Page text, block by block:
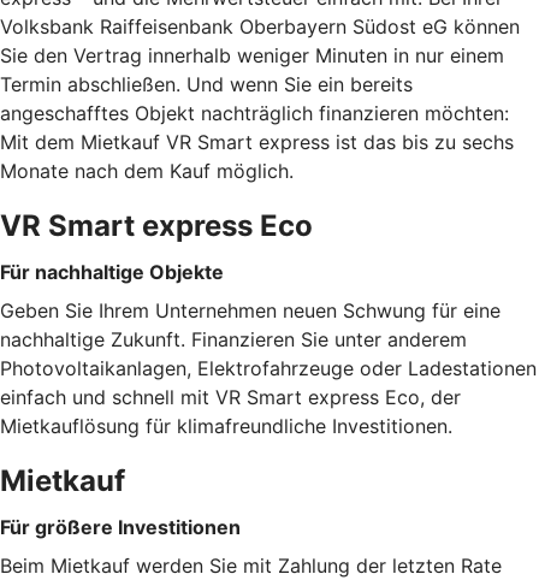
Volksbank Raiffeisenbank Oberbayern Südost eG können
Sie den Vertrag innerhalb weniger Minuten in nur einem
Termin abschließen. Und wenn Sie ein bereits
angeschafftes Objekt nachträglich finanzieren möchten:
Mit dem Mietkauf VR Smart express ist das bis zu sechs
Monate nach dem Kauf möglich.
VR Smart express Eco
Für nachhaltige Objekte
Geben Sie Ihrem Unternehmen neuen Schwung für eine
nachhaltige Zukunft. Finanzieren Sie unter anderem
Photovoltaikanlagen, Elektrofahrzeuge oder Ladestationen
einfach und schnell mit VR Smart express Eco, der
Mietkauflösung für klimafreundliche Investitionen.
Mietkauf
Für größere Investitionen
Beim Mietkauf werden Sie mit Zahlung der letzten Rate